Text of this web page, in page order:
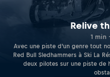
Relive
1 min
Avec une piste d’un genre tout
Red Bull Sledhammers à Ski La
deux pilotes sur une piste de